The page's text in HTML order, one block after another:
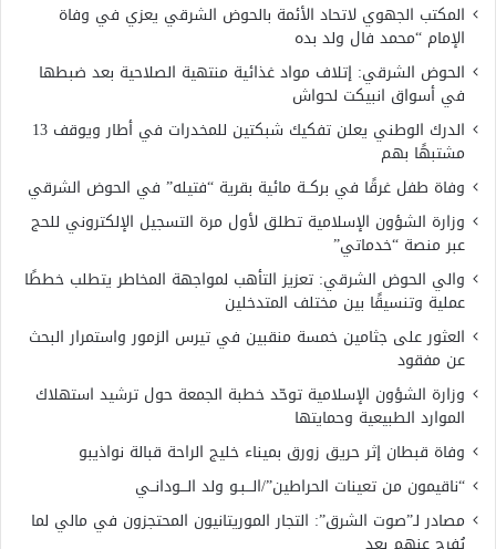
المكتب الجهوي لاتحاد الأئمة بالحوض الشرقي يعزي في وفاة
الإمام “محمد فال ولد بده
الحوض الشرقي: إتلاف مواد غذائية منتهية الصلاحية بعد ضبطها
في أسواق انبيكت لحواش
الدرك الوطني يعلن تفكيك شبكتين للمخدرات في أطار ويوقف 13
مشتبهًا بهم
وفاة طفل غرقًا في بركــة مائية بقرية “فتيله” في الحوض الشرقي
وزارة الشؤون الإسلامية تطلق لأول مرة التسجيل الإلكتروني للحج
عبر منصة “خدماتي”
والي الحوض الشرقي: تعزيز التأهب لمواجهة المخاطر يتطلب خططًا
عملية وتنسيقًا بين مختلف المتدخلين
العثور على جثامين خمسة منقبين في تيرس الزمور واستمرار البحث
عن مفقود
وزارة الشؤون الإسلامية توحّد خطبة الجمعة حول ترشيد استهلاك
الموارد الطبيعية وحمايتها
وفاة قبطان إثر حريق زورق بميناء خليج الراحة قبالة نواذيبو
“ناقيمون من تعينات الحراطين”/الـــبـو ولد الـــودانــي
مصادر لـ”صوت الشرق”: التجار الموريتانيون المحتجزون في مالي لما